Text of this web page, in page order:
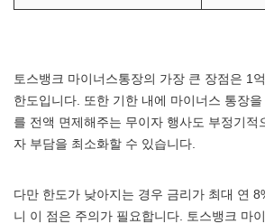
토스뱅크 마이너스통장의 가장 큰 장점은 1
한도입니다. 또한 기한 내에 마이너스 통장
를 전액 면제해주는 무이자 행사도 부정기적
자 부담을 최소화할 수 있습니다.
다만 한도가 낮아지는 경우 금리가 최대 연
니 이 점은 주의가 필요합니다. 토스뱅크 마